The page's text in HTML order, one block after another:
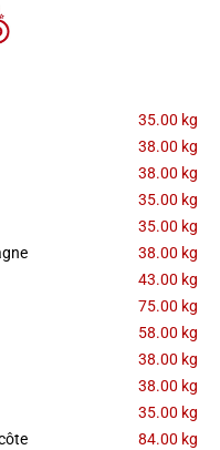
35.00 kg
38.00 kg
38.00 kg
35.00 kg
35.00 kg
38.00 kg
43.00 kg
75.00 kg
58.00 kg
38.00 kg
38.00 kg
35.00 kg
84.00 kg